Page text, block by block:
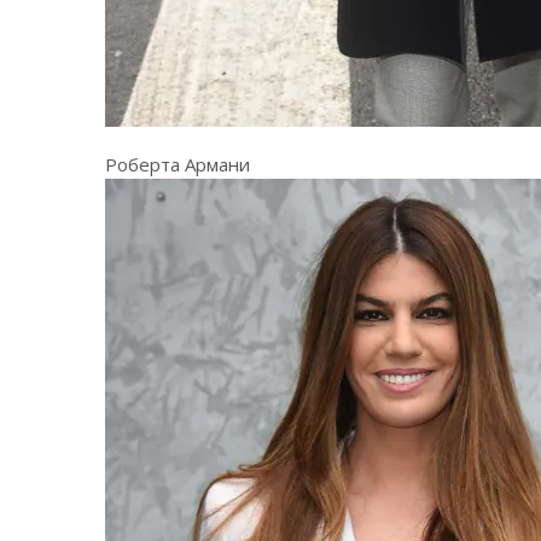
Роберта Армани